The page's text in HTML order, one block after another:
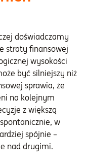
doświadczamy
straty finansowej
wysokości
być silniejszy niż
sprawia, że
na kolejnym
z większą
w
spójnie –
nad drugimi.